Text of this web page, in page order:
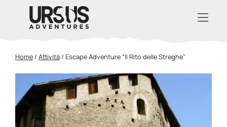
Home / Attività / Escape Adventure “Il Rito delle Streghe”